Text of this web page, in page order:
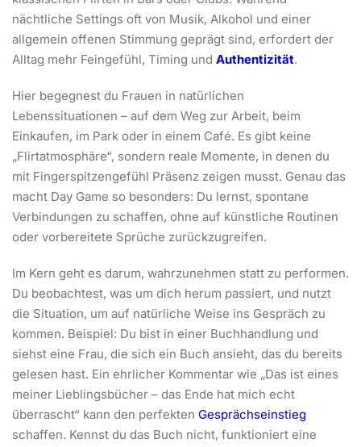
nächtliche Settings oft von Musik, Alkohol und einer
allgemein offenen Stimmung geprägt sind, erfordert der
Alltag mehr Feingefühl, Timing und Authentizität.
Hier begegnest du Frauen in natürlichen
Lebenssituationen – auf dem Weg zur Arbeit, beim
Einkaufen, im Park oder in einem Café. Es gibt keine
„Flirtatmosphäre“, sondern reale Momente, in denen du
mit Fingerspitzengefühl Präsenz zeigen musst. Genau das
macht Day Game so besonders: Du lernst, spontane
Verbindungen zu schaffen, ohne auf künstliche Routinen
oder vorbereitete Sprüche zurückzugreifen.
Im Kern geht es darum, wahrzunehmen statt zu performen.
Du beobachtest, was um dich herum passiert, und nutzt
die Situation, um auf natürliche Weise ins Gespräch zu
kommen. Beispiel: Du bist in einer Buchhandlung und
siehst eine Frau, die sich ein Buch ansieht, das du bereits
gelesen hast. Ein ehrlicher Kommentar wie „Das ist eines
meiner Lieblingsbücher – das Ende hat mich echt
überrascht“ kann den perfekten Gesprächseinstieg
schaffen. Kennst du das Buch nicht, funktioniert eine